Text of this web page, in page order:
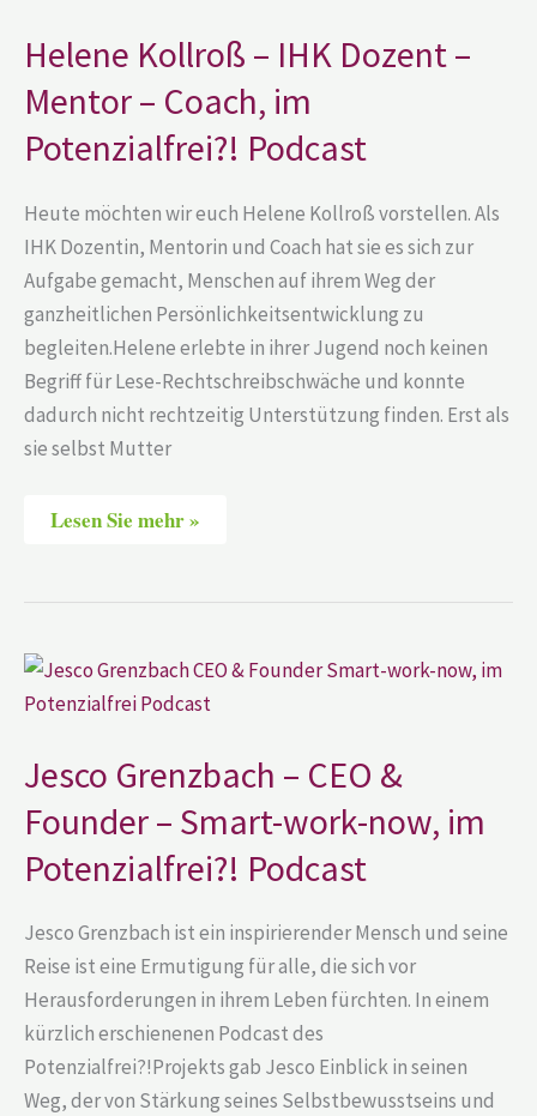
Helene Kollroß – IHK Dozent –
Mentor – Coach, im
Potenzialfrei?! Podcast
Heute möchten wir euch Helene Kollroß vorstellen. Als
IHK Dozentin, Mentorin und Coach hat sie es sich zur
Aufgabe gemacht, Menschen auf ihrem Weg der
ganzheitlichen Persönlichkeitsentwicklung zu
begleiten.Helene erlebte in ihrer Jugend noch keinen
Begriff für Lese-Rechtschreibschwäche und konnte
dadurch nicht rechtzeitig Unterstützung finden. Erst als
sie selbst Mutter
–
Mentor
Coach,
Potenzialfrei?!
Podcast
Lesen Sie mehr »
Jesco Grenzbach – CEO &
Founder – Smart-work-now, im
Potenzialfrei?! Podcast
Jesco Grenzbach ist ein inspirierender Mensch und seine
Reise ist eine Ermutigung für alle, die sich vor
Herausforderungen in ihrem Leben fürchten. In einem
kürzlich erschienenen Podcast des
Potenzialfrei?!Projekts gab Jesco Einblick in seinen
Weg, der von Stärkung seines Selbstbewusstseins und
Jesco
Grenzbach
–
Founder
–
work-
im
Potenzialfrei?!